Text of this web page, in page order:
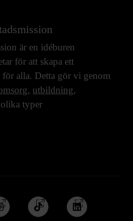
är en idéburen
för att skapa ett
för alla. Detta gör vi genom
, utbildning,
typer
Följ
oss
Följ
oss